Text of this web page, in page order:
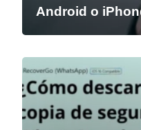
Android o